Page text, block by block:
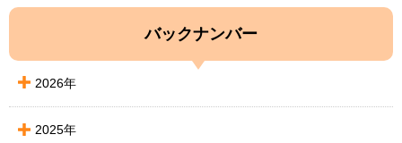
バックナンバー
2026年
2025年